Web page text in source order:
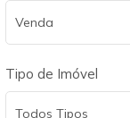
Venda
Tipo de Imóvel
Todos Tipos